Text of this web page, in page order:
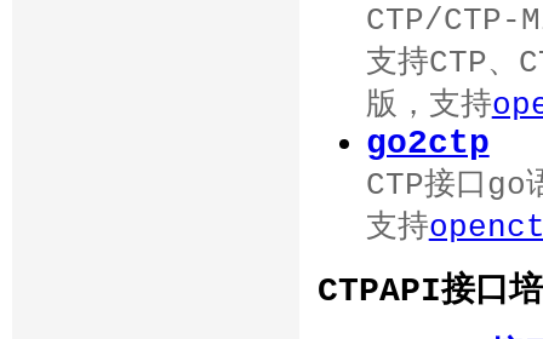
CTP/CTP-
支持CTP、
版，支持
go2ctp
CTP接口go
支持
CTPAPI接口